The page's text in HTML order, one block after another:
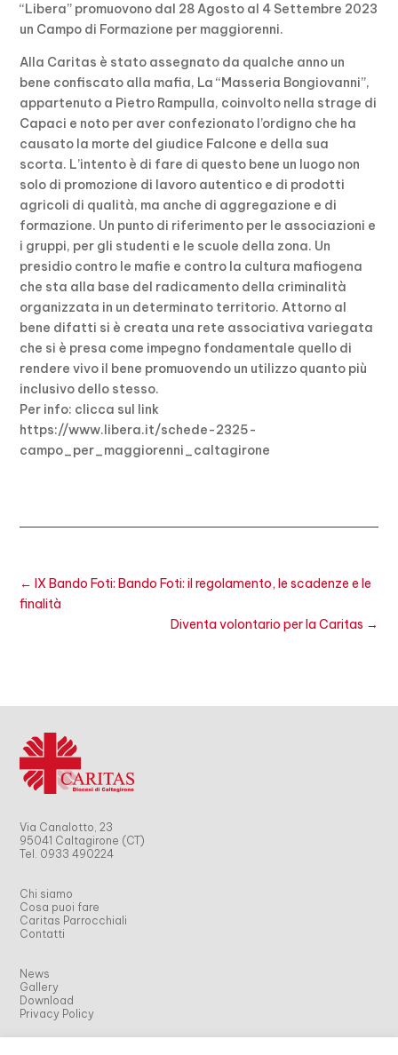
“Libera” promuovono dal 28 Agosto al 4 Settembre 2023
un Campo di Formazione per maggiorenni.
Alla Caritas è stato assegnato da qualche anno un
bene confiscato alla mafia, La “Masseria Bongiovanni”,
appartenuto a Pietro Rampulla, coinvolto nella strage di
Capaci e noto per aver confezionato l’ordigno che ha
causato la morte del giudice Falcone e della sua
scorta. L’intento è di fare di questo bene un luogo non
solo di promozione di lavoro autentico e di prodotti
agricoli di qualità, ma anche di aggregazione e di
formazione. Un punto di riferimento per le associazioni e
i gruppi, per gli studenti e le scuole della zona. Un
presidio contro le mafie e contro la cultura mafiogena
che sta alla base del radicamento della criminalità
organizzata in un determinato territorio. Attorno al
bene difatti si è creata una rete associativa variegata
che si è presa come impegno fondamentale quello di
rendere vivo il bene promuovendo un utilizzo quanto più
inclusivo dello stesso.
Per info: clicca sul link
https://www.libera.it/schede-2325-
campo_per_maggiorenni_caltagirone
←IX Bando Foti: Bando Foti: il regolamento, le scadenze e le
finalità
Diventa volontario per la Caritas →
Via Canalotto, 23
95041 Caltagirone (CT)
Tel. 0933 490224
Chi siamo
Cosa puoi fare
Caritas Parrocchiali
Contatti
News
Gallery
Download
Privacy Policy